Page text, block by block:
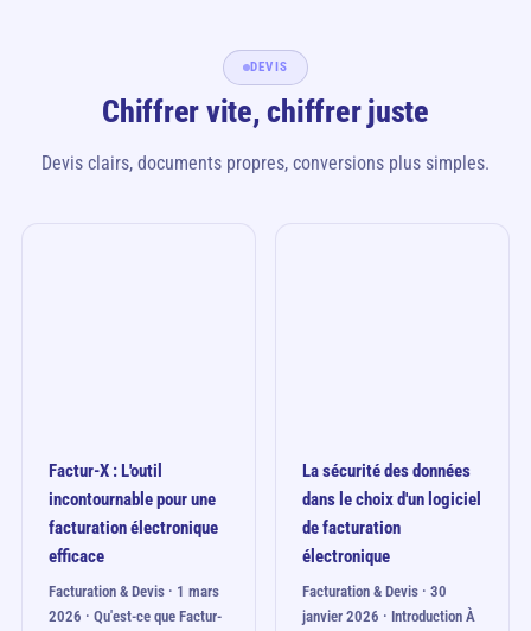
DEVIS
Chiffrer vite, chiffrer juste
Devis clairs, documents propres, conversions plus simples.
Factur-X : L'outil
incontournable pour une
facturation électronique
efficace
Facturation & Devis · 1 mars
2026 · Qu'est-ce que Factur-
La sécurité des données
dans le choix d'un logiciel
de facturation
électronique
Facturation & Devis · 30
janvier 2026 · Introduction À